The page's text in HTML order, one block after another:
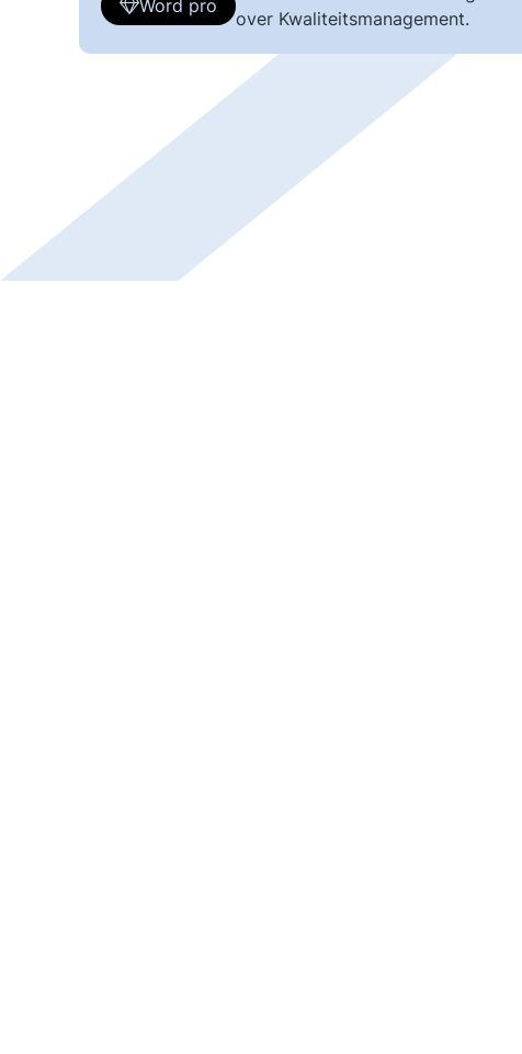
Word pro
over Kwaliteitsmanagement.